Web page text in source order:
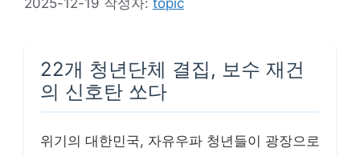
22개 청년단체 결집, 보수 재건
의 신호탄 쏘다
위기의 대한민국, 자유우파 청년들이 광장으로